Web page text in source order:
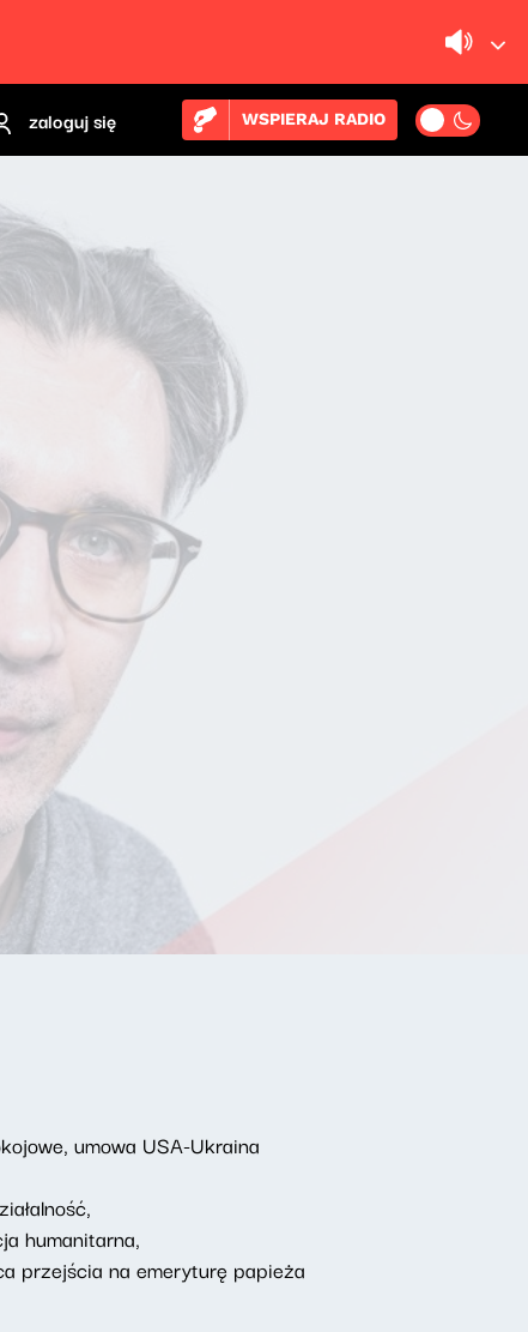
zaloguj się WSPIERAJ RADIO
umowa USA-Ukraina
humanitarna,
przejścia na emeryturę papieża